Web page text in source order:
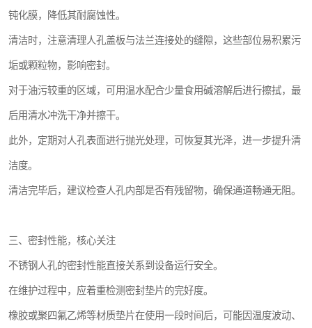
钝化膜，降低其耐腐蚀性。
清洁时，注意清理人孔盖板与法兰连接处的缝隙，这些部位易积累污
垢或颗粒物，影响密封。
对于油污较重的区域，可用温水配合少量食用碱溶解后进行擦拭，最
后用清水冲洗干净并擦干。
此外，定期对人孔表面进行抛光处理，可恢复其光泽，进一步提升清
洁度。
清洁完毕后，建议检查人孔内部是否有残留物，确保通道畅通无阻。
三、密封性能，核心关注
不锈钢人孔的密封性能直接关系到设备运行安全。
在维护过程中，应着重检测密封垫片的完好度。
橡胶或聚四氟乙烯等材质垫片在使用一段时间后，可能因温度波动、